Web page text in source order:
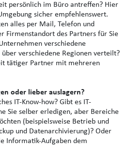
persönlich im Büro antreffen? Hier
sicher empfehlenswert.
alles per Mail, Telefon und
Firmenstandort des Partners für Sie
verschiedene
verschiedene Regionen verteilt?
tätiger Partner mit mehreren
oder lieber auslagern?
IT-Know-how? Gibt es IT-
Sie selber erledigen, aber Bereiche
(beispielsweise Betrieb und
und Datenarchivierung)? Oder
Informatik-Aufgaben dem